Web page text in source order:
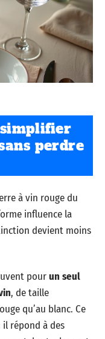
perdre
à vin rouge du
influence la
devient moins
pourun seul
, de taille
qu’au blanc. Ce
il répond à des